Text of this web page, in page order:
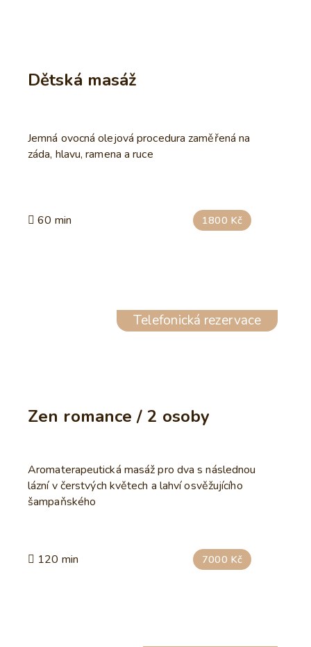
Dětská masáž
Jemná ovocná olejová procedura zaměřená na
záda, hlavu, ramena a ruce
60 min 1800 Kč
Telefonická rezervace
Zen romance / 2 osoby
Aromaterapeutická masáž pro dva s následnou
lázní v čerstvých květech a lahví osvěžujícího
šampaňského
120 min 7000 Kč